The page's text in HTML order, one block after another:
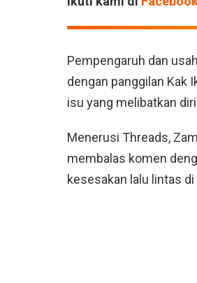
Pempengaruh dan
dengan panggilan Kak
isu yang melibatkan
Menerusi Threads,
membalas komen
kesesakan lalu lintas